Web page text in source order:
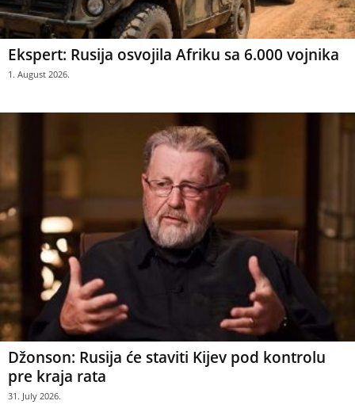
Ekspert: Rusija osvojila Afriku sa 6.000 vojnika
1. August 2026.
Džonson: Rusija će staviti Kijev pod kontrolu
pre kraja rata
31. July 2026.